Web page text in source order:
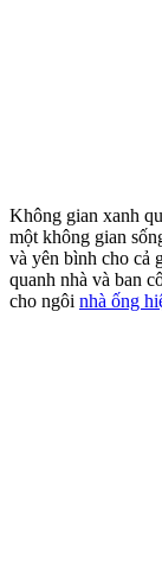
Không gian xanh
một không gian
và yên bình cho cả
quanh nhà và ban
cho ngôi nhà ống